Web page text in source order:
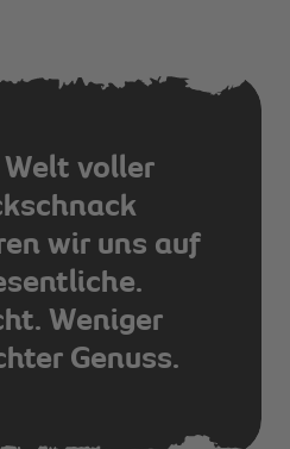
Welt voller
wir uns auf
Weniger
Genuss.